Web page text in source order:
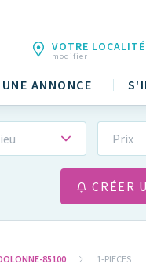
ANNONCE
VOTRE LOCALITÉ
modifier
Prix
CRÉER
85100 1-PIECES